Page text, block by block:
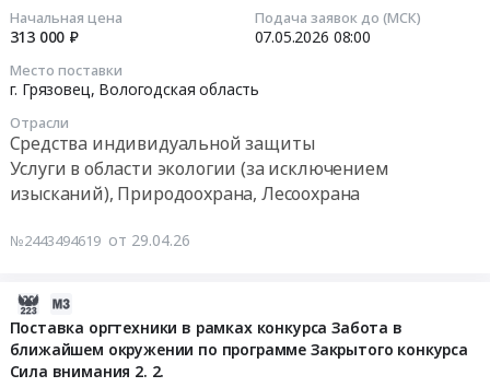
Начальная цена
313 000 ₽
Подача заявок до (МСК)
07.05.2026 08:00
Место поставки
г. Грязовец, Вологодская область
Отрасли
Средства индивидуальной защиты
Услуги в области экологии (за исключением
изысканий), Природоохрана, Лесоохрана
№2443494619 от 29.04.26
Поставка оргтехники в рамках конкурса Забота в
ближайшем окружении по программе Закрытого конкурса
Сила внимания 2. 2.